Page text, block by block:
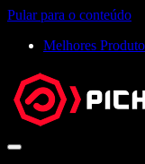
Pular para o conteúdo
Melhores
Abrir